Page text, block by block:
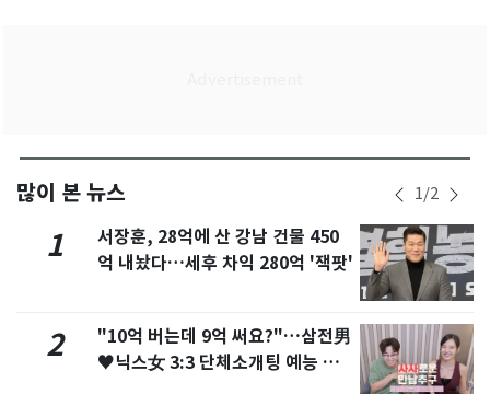
많이 본 뉴스 1/2
1
서장훈, 28억에 산 강남 건물 450
억 내놨다…세후 차익 280억 '잭팟'
2
"10억 버는데 9억 써요?"…삼전男
♥닉스女 3:3 단체소개팅 예능 화